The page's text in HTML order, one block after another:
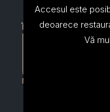
Accesul este
deoarece
Vă